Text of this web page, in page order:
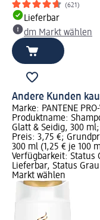
(621)
Lieferbar
dm Markt wählen
Andere Kunden
Marke: PANTENE PRO-
Produktname:
Glatt & Seidig, 300 ml;
Preis: 3,75 €;
300 ml (1,25 € je 100
Verfügbarkeit: Status
Lieferbar, Status
Markt wählen